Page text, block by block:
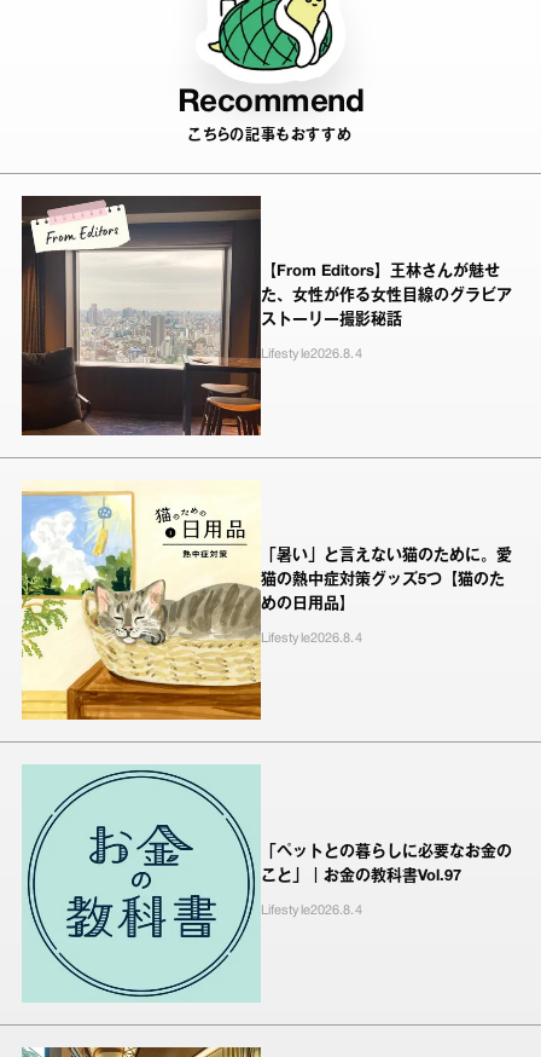
Recommend
こちらの記事もおすすめ
【From Editors】王林さんが魅せ
た、女性が作る女性目線のグラビア
ストーリー撮影秘話
Lifestyle2026.8.4
「暑い」と言えない猫のために。愛
猫の熱中症対策グッズ5つ【猫のた
めの日用品】
Lifestyle2026.8.4
「ペットとの暮らしに必要なお金の
こと」｜お金の教科書Vol.97
Lifestyle2026.8.4